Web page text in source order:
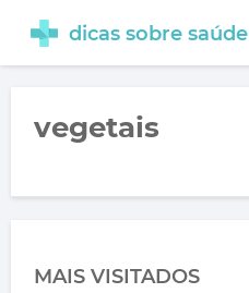
dicas sobre saúde
vegetais
MAIS VISITADOS